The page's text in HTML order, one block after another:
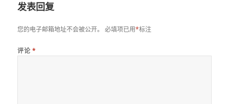
发表回复
您的电子邮箱地址不会被公开。 必填项已用*标注
评论 *